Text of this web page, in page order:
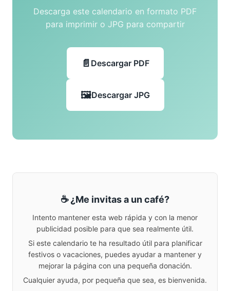
Descarga este calendario en formato PDF
para imprimir o JPG para compartir
Descargar PDF
Descargar JPG
☕ ¿Me invitas a un café?
Intento mantener esta web rápida y con la menor
publicidad posible para que sea realmente útil.
Si este calendario te ha resultado útil para planificar
festivos o vacaciones, puedes ayudar a mantener y
mejorar la página con una pequeña donación.
Cualquier ayuda, por pequeña que sea, es bienvenida.